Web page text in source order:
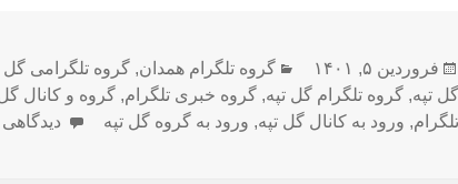
ارسال
شده
در
فروردین ۵, ۱۴۰۱ دسته‌ها
گروه تلگرام همدان,گروه تلگرامی گل
گل تپه,گروه تلگرام گل تپه,گروه خبری تلگرام,گروه و کانال
تلگرام, ورود به کانال گل تپه, ورود به گروه گل تپه برای
دیدگاهی